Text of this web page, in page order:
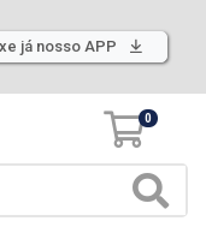
já nosso APP
0